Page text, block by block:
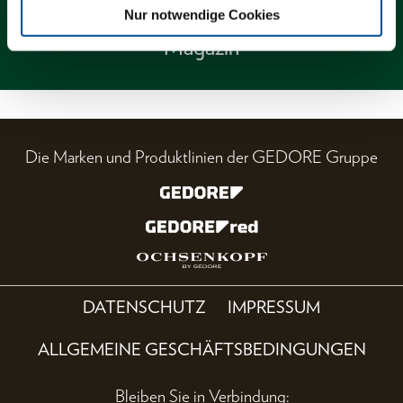
Nur notwendige Cookies
Magazin
Die Marken und Produktlinien der GEDORE Gruppe
DATENSCHUTZ IMPRESSUM
ALLGEMEINE GESCHÄFTSBEDINGUNGEN
Bleiben Sie in Verbindung: